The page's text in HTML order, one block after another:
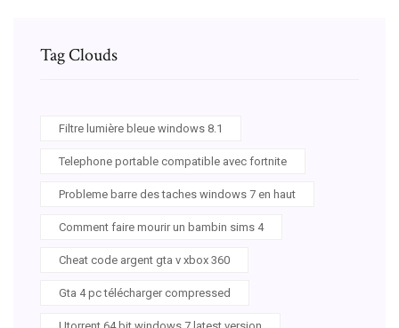
Tag Clouds
Filtre lumière bleue windows 8.1
Telephone portable compatible avec fortnite
Probleme barre des taches windows 7 en haut
Comment faire mourir un bambin sims 4
Cheat code argent gta v xbox 360
Gta 4 pc télécharger compressed